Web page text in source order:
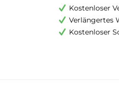
Kostenloser
Verlängertes
Kostenloser